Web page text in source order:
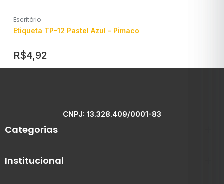
Escritório
Etiqueta TP-12 Pastel Azul – Pimaco
R$4,92
CNPJ: 13.328.409/0001-83
Categorias
Institucional